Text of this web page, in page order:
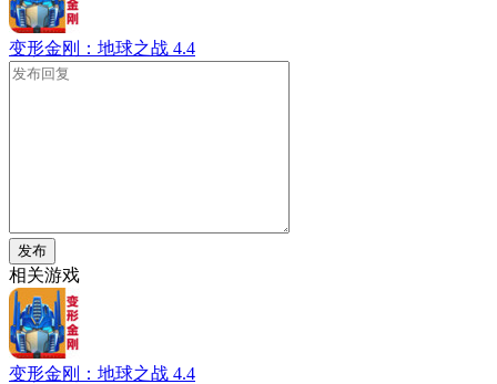
变形金刚：地球之战 4.4
发布
相关游戏
变形金刚：地球之战 4.4